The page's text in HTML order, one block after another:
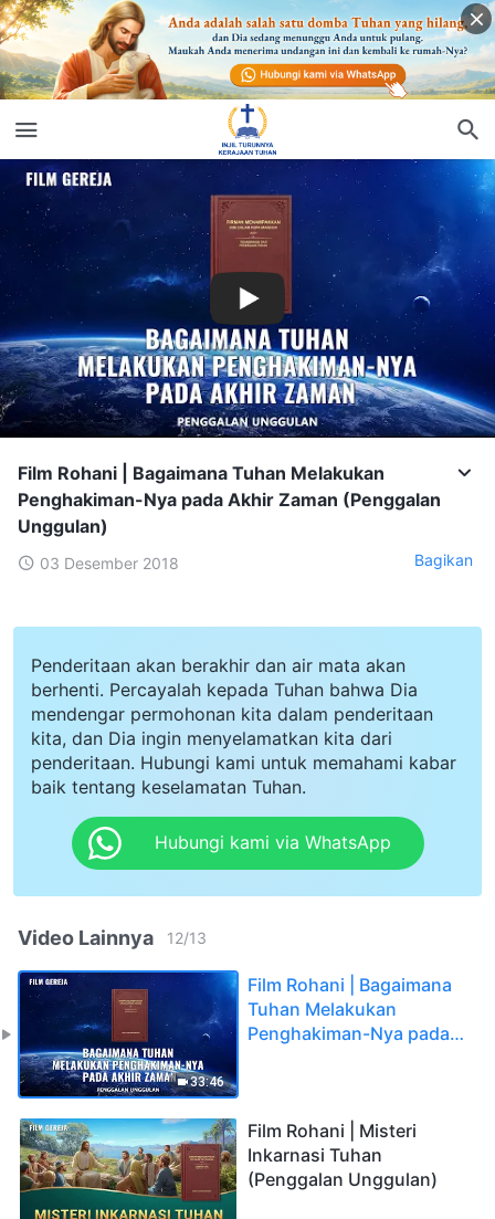
Film Rohani | Bagaimana Tuhan Melakukan
Penghakiman-Nya pada Akhir Zaman (Penggalan
Unggulan)
03 Desember 2018 Bagikan
Penderitaan akan berakhir dan air mata akan
berhenti. Percayalah kepada Tuhan bahwa Dia
mendengar permohonan kita dalam penderitaan
kita, dan Dia ingin menyelamatkan kita dari
penderitaan. Hubungi kami untuk memahami kabar
baik tentang keselamatan Tuhan.
Hubungi kami via WhatsApp
Video Lainnya 12/13
33:46
Film Rohani | Bagaimana
Tuhan Melakukan
Penghakiman-Nya pada
Film Rohani | Misteri
Inkarnasi Tuhan
(Penggalan Unggulan)